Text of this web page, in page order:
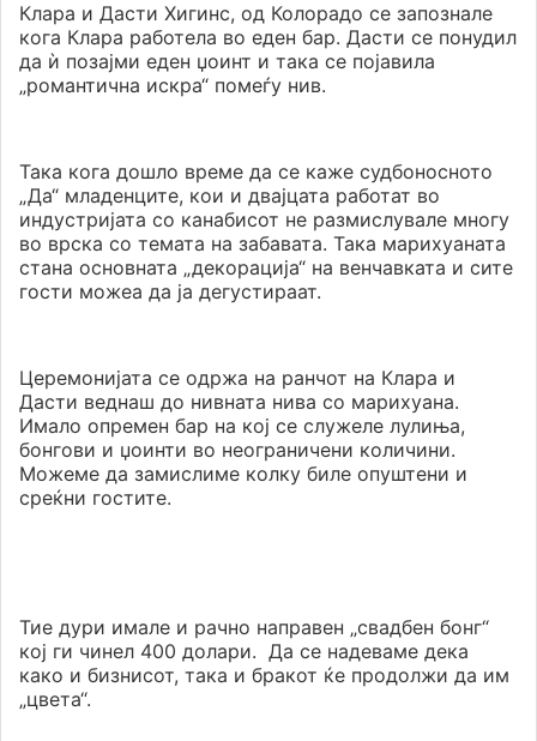
Клара и Дасти Хигинс, од Колорадо се запознале
кога Клара работела во еден бар. Дасти се понудил
да ѝ позајми еден џоинт и така се појавила
„романтична искра“ помеѓу нив.
Така кога дошло време да се каже судбоносното
„Да“ младенците, кои и двајцата работат во
индустријата со канабисот не размислувале многу
во врска со темата на забавата. Така марихуаната
стана основната „декорација“ на венчавката и сите
гости можеа да ја дегустираат.
Церемонијата се одржа на ранчот на Клара и
Дасти веднаш до нивната нива со марихуана.
Имало опремен бар на кој се служеле лулиња,
бонгови и џоинти во неограничени количини.
Можеме да замислиме колку биле опуштени и
среќни гостите.
Тие дури имале и рачно направен „свадбен бонг“
кој ги чинел 400 долари. Да се надеваме дека
како и бизнисот, така и бракот ќе продолжи да им
„цвета“.